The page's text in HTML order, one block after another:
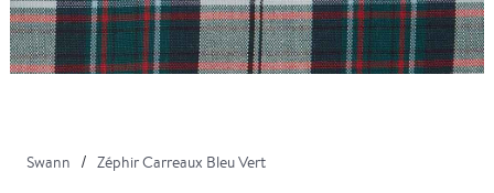
Swann Zéphir Carreaux Bleu Vert